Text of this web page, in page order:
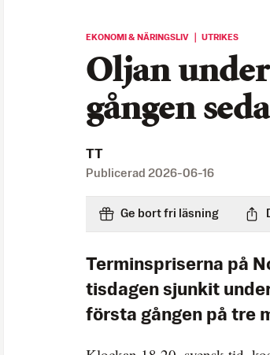
EKONOMI & NÄRINGSLIV ｜ UTRIKES
Oljan
gången
TT
Publicerad 2026-06-16
Ge bort fri läsning
Terminspriserna på
tisdagen sjunkit
första gången på tre